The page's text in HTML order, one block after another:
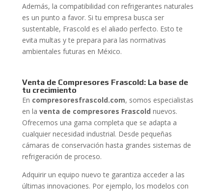
Además, la compatibilidad con refrigerantes naturales
es un punto a favor. Si tu empresa busca ser
sustentable, Frascold es el aliado perfecto. Esto te
evita multas y te prepara para las normativas
ambientales futuras en México.
Venta de Compresores Frascold: La base de
tu crecimiento
En compresoresfrascold.com, somos especialistas
en la venta de compresores Frascold nuevos.
Ofrecemos una gama completa que se adapta a
cualquier necesidad industrial. Desde pequeñas
cámaras de conservación hasta grandes sistemas de
refrigeración de proceso.
Adquirir un equipo nuevo te garantiza acceder a las
últimas innovaciones. Por ejemplo, los modelos con